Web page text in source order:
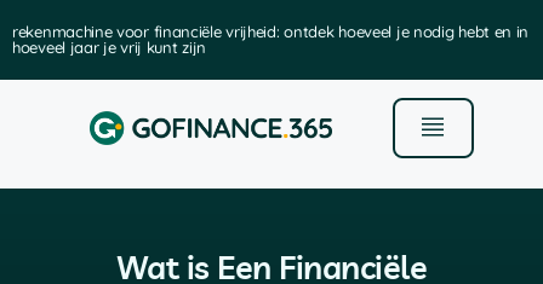
rekenmachine voor financiële vrijheid: ontdek hoeveel je nodig hebt en in
hoeveel jaar je vrij kunt zijn
Wat is Een Financiële